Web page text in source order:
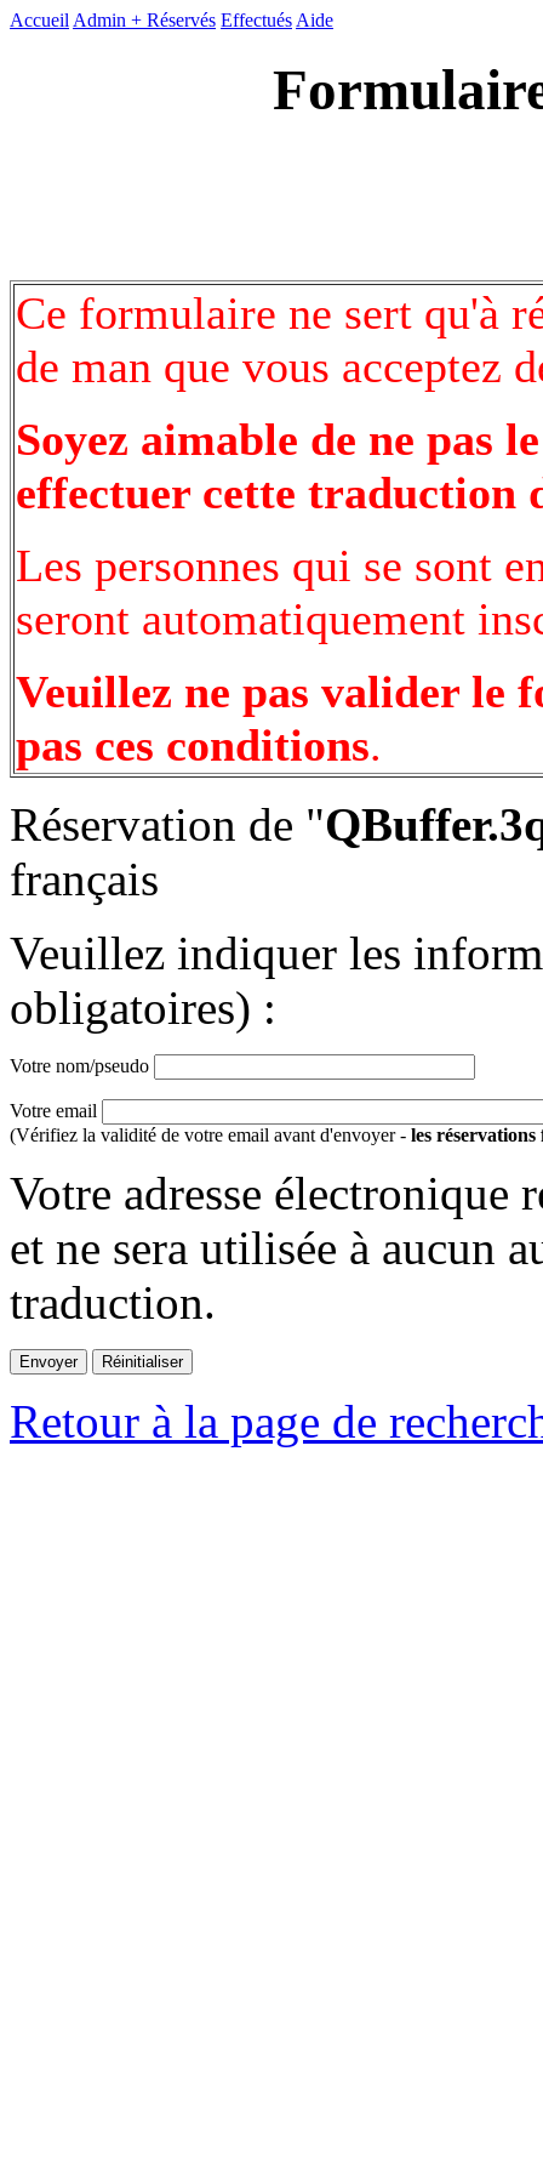
Accueil Admin + Réservés Effectués Aide
Ce formulaire ne sert qu'à
de man que vous acceptez
Soyez aimable de ne pas
effectuer cette traduction
Les personnes qui se sont
seront automatiquement
Veuillez ne pas valider le
pas ces conditions.
Réservation de "
français
Veuillez indiquer les
obligatoires) :
Votre nom/pseudo
Votre email
(Vérifiez la validité de votre email avant d'envoyer - les réservations
Votre adresse électronique
et ne sera utilisée à aucun
traduction.
Retour à la page de